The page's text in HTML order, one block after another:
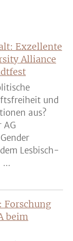
Exzellente
Alliance
und
aus?
AG
Lesbisch-
...
Forschung
beim